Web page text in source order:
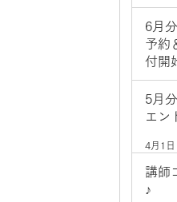
6月
予約
付開
5月
エン
4月1日
講師
♪